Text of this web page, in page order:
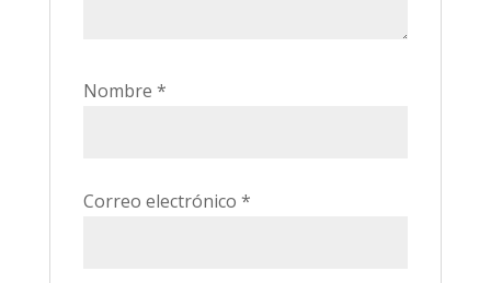
Nombre *
Correo electrónico *